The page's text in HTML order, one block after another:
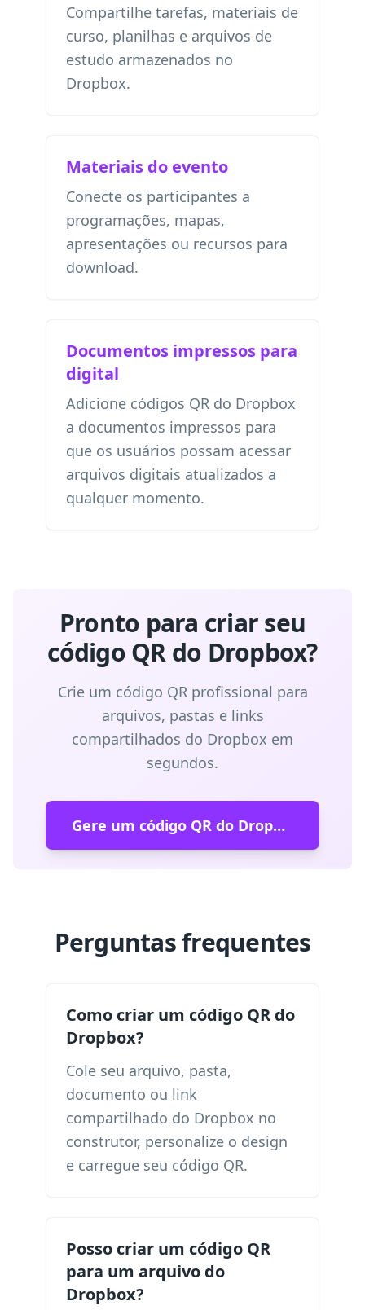
Compartilhe tarefas, materiais de
curso, planilhas e arquivos de
estudo armazenados no
Dropbox.
Materiais do evento
Conecte os participantes a
programações, mapas,
apresentações ou recursos para
download.
Documentos impressos para
digital
Adicione códigos QR do Dropbox
a documentos impressos para
que os usuários possam acessar
arquivos digitais atualizados a
qualquer momento.
Pronto para criar seu
código QR do Dropbox?
Crie um código QR profissional para
arquivos, pastas e links
compartilhados do Dropbox em
segundos.
Gere um código QR do Dropbox
Perguntas frequentes
Como criar um código QR do
Dropbox?
Cole seu arquivo, pasta,
documento ou link
compartilhado do Dropbox no
construtor, personalize o design
e carregue seu código QR.
Posso criar um código QR
para um arquivo do
Dropbox?